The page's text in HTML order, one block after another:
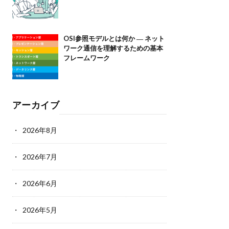
OSI参照モデルとは何か ― ネット
ワーク通信を理解するための基本
フレームワーク
アーカイブ
2026年8月
2026年7月
2026年6月
2026年5月